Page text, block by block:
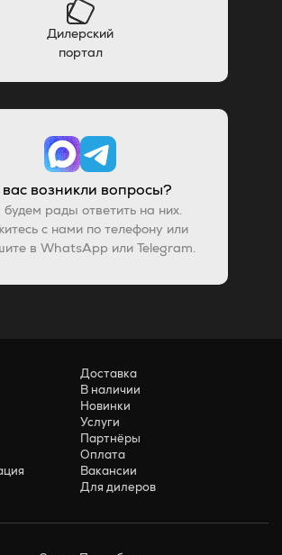
Дилерский
портал
возникли вопросы?
рады ответить на них.
с нами по телефону или
в WhatsApp или Telegram.
Доставка
В наличии
Новинки
Услуги
Партнёры
Оплата
Вакансии
Для дилеров